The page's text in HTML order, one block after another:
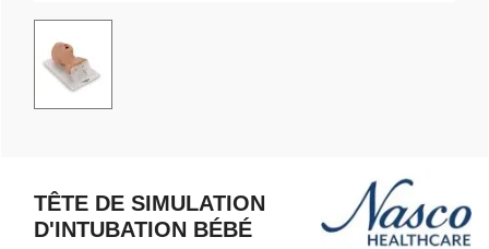
TÊTE DE SIMULATION
D'INTUBATION BÉBÉ